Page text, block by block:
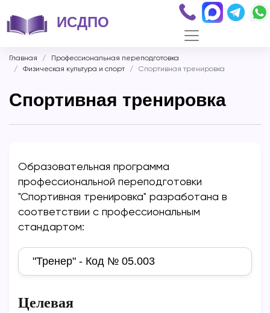
ИСДПО
Главная
Профессиональная переподготовка
Физическая культура и спорт
Спортивная тренировка
Спортивная тренировка
Образовательная программа
профессиональной переподготовки
"Спортивная тренировка" разработана в
соответствии с профессиональным
стандартом:
"Тренер" - Код № 05.003
Целевая